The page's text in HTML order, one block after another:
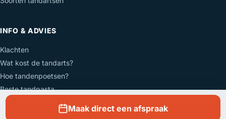
INFO & ADVIES
Klachten
Wat kost de tandarts?
Hoe tandenpoetsen?
Beste tandpasta
Elektrische tandenborstel
Over ons
Maak direct een afspraak